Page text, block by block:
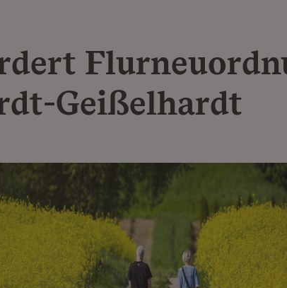
Geißelhardt